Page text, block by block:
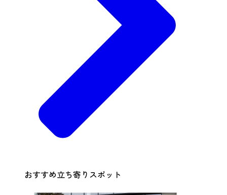
おすすめ立ち寄りスポット